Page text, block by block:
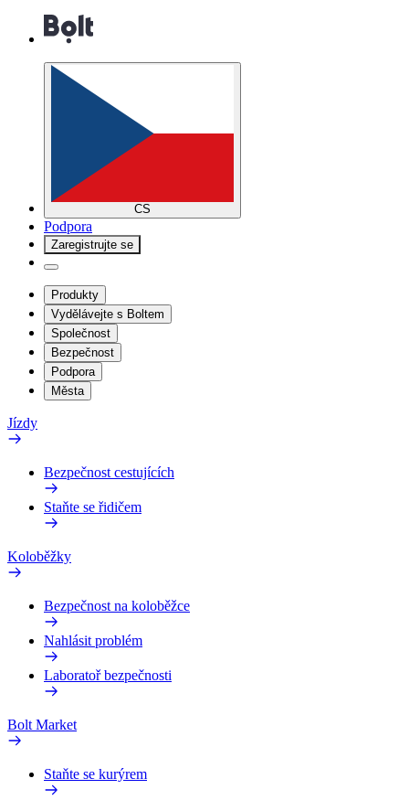
CS
Podpora
Zaregistrujte se
Produkty
Vydělávejte s Boltem
Společnost
Bezpečnost
Podpora
Města
Jízdy
Bezpečnost cestujících
Staňte se řidičem
Koloběžky
Bezpečnost na koloběžce
Nahlásit problém
Laboratoř bezpečnosti
Bolt Market
Staňte se kurýrem